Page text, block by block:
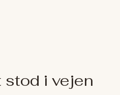
stod i vejen